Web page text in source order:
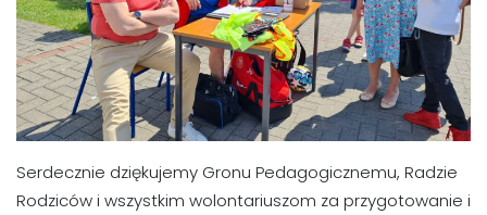
Serdecznie dziękujemy Gronu Pedagogicznemu, Radzie
Rodziców i wszystkim wolontariuszom za przygotowanie i